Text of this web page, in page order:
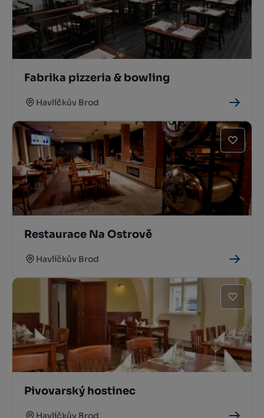
Fabrika pizzeria & bowling
Havlíčkův Brod
Restaurace Na Ostrově
Havlíčkův Brod
Pivovarský hostinec
Havlíčkův Brod